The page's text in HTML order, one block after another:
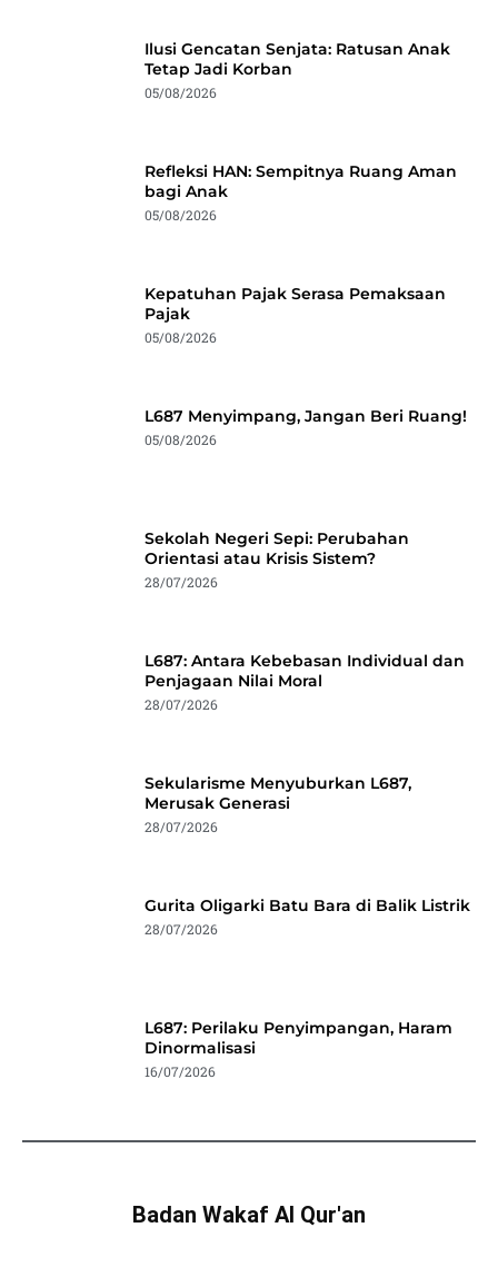
Ilusi Gencatan Senjata: Ratusan Anak
Tetap Jadi Korban
05/08/2026
Refleksi HAN: Sempitnya Ruang Aman
bagi Anak
05/08/2026
Kepatuhan Pajak Serasa Pemaksaan
Pajak
05/08/2026
L687 Menyimpang, Jangan Beri Ruang!
05/08/2026
Sekolah Negeri Sepi: Perubahan
Orientasi atau Krisis Sistem?
28/07/2026
L687: Antara Kebebasan Individual dan
Penjagaan Nilai Moral
28/07/2026
Sekularisme Menyuburkan L687,
Merusak Generasi
28/07/2026
Gurita Oligarki Batu Bara di Balik Listrik
28/07/2026
L687: Perilaku Penyimpangan, Haram
Dinormalisasi
16/07/2026
Badan Wakaf Al Qur'an